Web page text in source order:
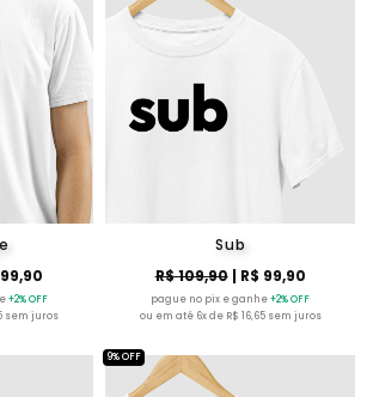
+2% OFF
sem juros
Sub
R$ 109,90| R$ 99,90
pague no pix e ganhe+2% OFF
ou em até 6x de R$ 16,65 sem juros
9% OFF